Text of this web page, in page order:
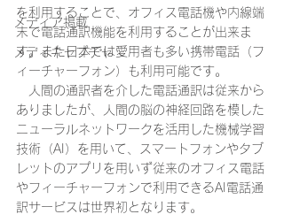
メディア掲載
メディキャプチャ
を利用することで、オフィス電話機や内線端
末で電話通訳機能を利用することが出来ま
す。また日本では愛用者も多い携帯電話（フ
ィーチャーフォン）も利用可能です。
人間の通訳者を介した電話通訳は従来から
ありましたが、人間の脳の神経回路を模した
ニューラルネットワークを活用した機械学習
技術（AI）を用いて、スマートフォンやタブ
レットのアプリを用いず従来のオフィス電話
やフィーチャーフォンで利用できるAI電話通
訳サービスは世界初となります。